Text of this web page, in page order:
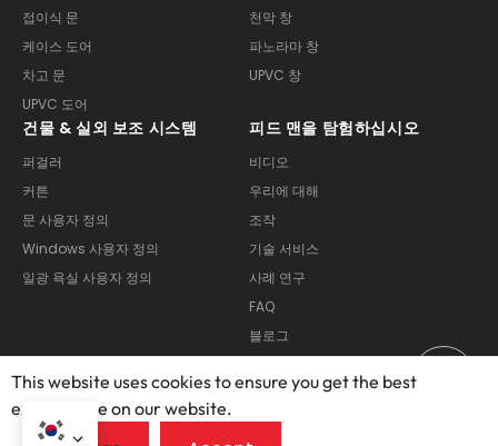
접이식 문
케이스 도어
차고 문
UPVC 도어
천막 창
파노라마 창
UPVC 창
건물 & 실외 보조 시스템
퍼걸러
커튼
문 사용자 정의
Windows 사용자 정의
일광 욕실 사용자 정의
피드 맨을 탐험하십시오
비디오
우리에 대해
조작
기술 서비스
사례 연구
FAQ
블로그
This website uses cookies to ensure you get the best
exprerience on our website.